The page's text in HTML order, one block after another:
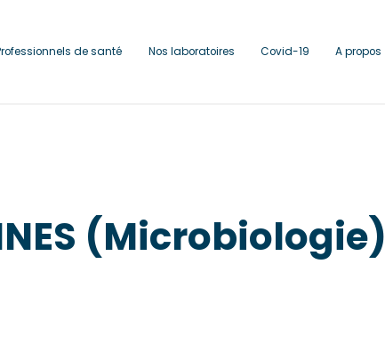
de santé Nos laboratoires Covid-19 A propos
(Microbiologie)